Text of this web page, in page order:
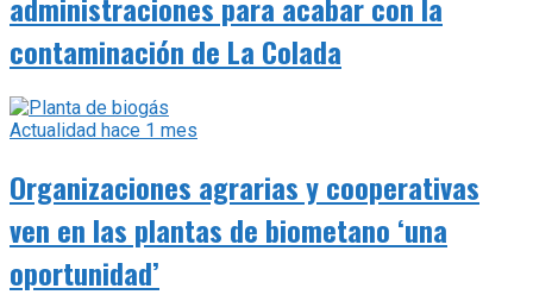
contaminación de La Colada
Actualidad hace 1 mes
Organizaciones agrarias y cooperativas
ven en las plantas de biometano ‘una
oportunidad’